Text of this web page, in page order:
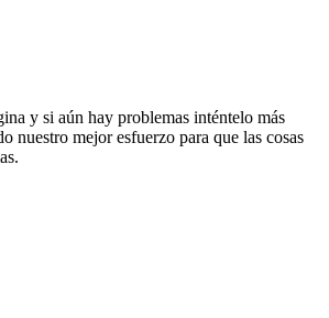
y si aún hay problemas inténtelo más
nuestro mejor esfuerzo para que las cosas